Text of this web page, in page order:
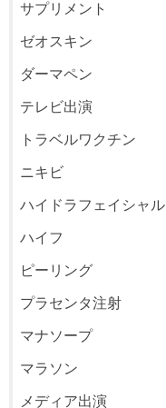
サプリメント
ゼオスキン
ダーマペン
テレビ出演
トラベルワクチン
ニキビ
ハイドラフェイシャル
ハイフ
ピーリング
プラセンタ注射
マナソープ
マラソン
メディア出演